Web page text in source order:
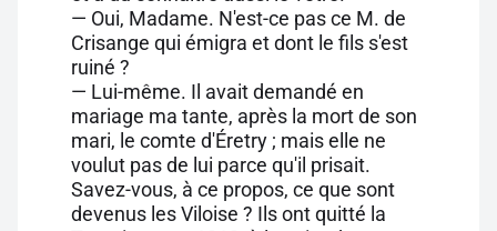
— Oui, Madame. N'est-ce pas ce M. de
Crisange qui émigra et dont le fils s'est
ruiné ?
— Lui-même. Il avait demandé en
mariage ma tante, après la mort de son
mari, le comte d'Éretry ; mais elle ne
voulut pas de lui parce qu'il prisait.
Savez-vous, à ce propos, ce que sont
devenus les Viloise ? Ils ont quitté la